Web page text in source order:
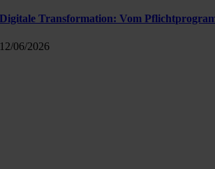
Digitale Transformation: Vom
12/06/2026